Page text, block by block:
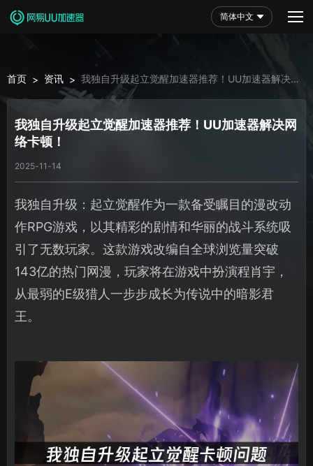
简体中文
首页 > 资讯 > 我独自升级起立觉醒加速器推荐！UU加速器解决网
络卡顿！
我独自升级起立觉醒加速器推荐！UU加速器解决网
络卡顿！
2025-11-14
我独自升级：起立觉醒作为一款备受瞩目的漫改动
作RPG游戏，以其精彩的剧情和华丽的战斗系统吸
引了无数玩家。这款游戏改编自全球浏览量突破
143亿的热门网漫，玩家将在游戏中扮演程肖宇，
从最弱的E级猎人一步步成长为传说中的暗影君
王。